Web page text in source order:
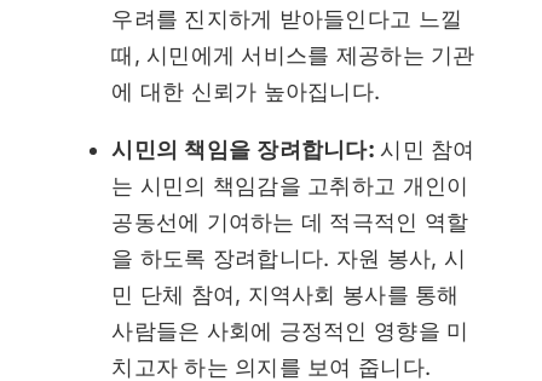
우려를 진지하게 받아들인다고 느낄
때, 시민에게 서비스를 제공하는 기관
에 대한 신뢰가 높아집니다.
시민의 책임을 장려합니다: 시민 참여
는 시민의 책임감을 고취하고 개인이
공동선에 기여하는 데 적극적인 역할
을 하도록 장려합니다. 자원 봉사, 시
민 단체 참여, 지역사회 봉사를 통해
사람들은 사회에 긍정적인 영향을 미
치고자 하는 의지를 보여 줍니다.